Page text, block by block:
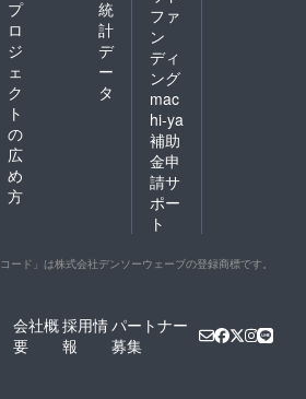
プ
ロ
ジ
ェ
ク
ト
の
広
め
方
統
計
デ
ー
タ
ファ
ン
ディ
ング
mac
hi-ya
補助
金申
請サ
ポー
ト
コード」は株式会社デンソーウェーブの登録商標です。
会社概
要
採用情
報
パートナー
募集